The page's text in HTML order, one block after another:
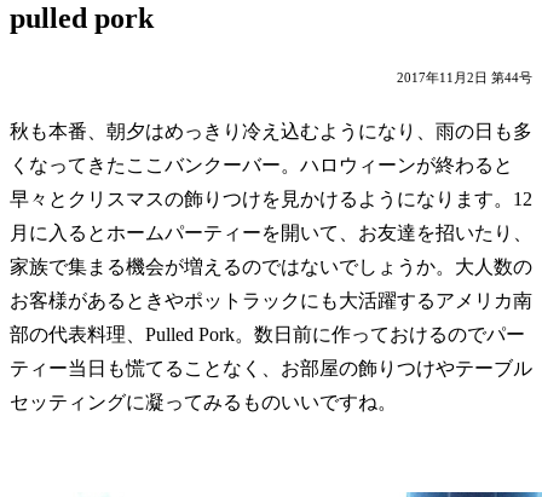
pulled pork
2017年11月2日 第44号
秋も本番、朝夕はめっきり冷え込むようになり、雨の日も多
くなってきたここバンクーバー。ハロウィーンが終わると
早々とクリスマスの飾りつけを見かけるようになります。12
月に入るとホームパーティーを開いて、お友達を招いたり、
家族で集まる機会が増えるのではないでしょうか。大人数の
お客様があるときやポットラックにも大活躍するアメリカ南
部の代表料理、Pulled Pork。数日前に作っておけるのでパー
ティー当日も慌てることなく、お部屋の飾りつけやテーブル
セッティングに凝ってみるものいいですね。